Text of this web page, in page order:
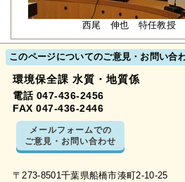
西尾 伸也 特任教授
このページについてのご意見・お問い合
環境保全課 水質・地質係
電話 047-436-2456
FAX 047-436-2446
メールフォームでの
ご意見・お問い合わせ
〒273-8501千葉県船橋市湊町2-10-25